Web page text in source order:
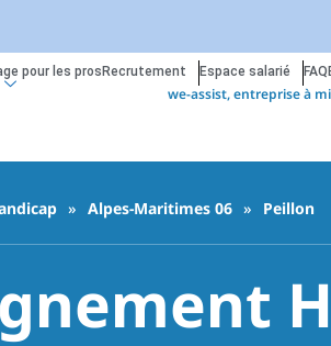
pour les pros Recrutement Espace salarié FAQ
we-assist, entreprise à
» Alpes-Maritimes 06 » Peillon